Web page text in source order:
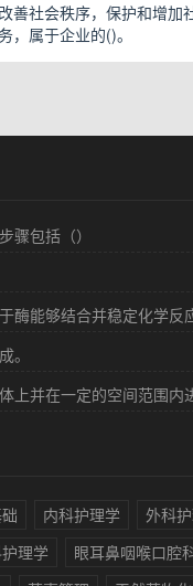
善社会秩序，保护和增加
，属于企业的()。
骤包括（）
。
内科护理学
外科
理学
眼耳鼻咽喉口腔